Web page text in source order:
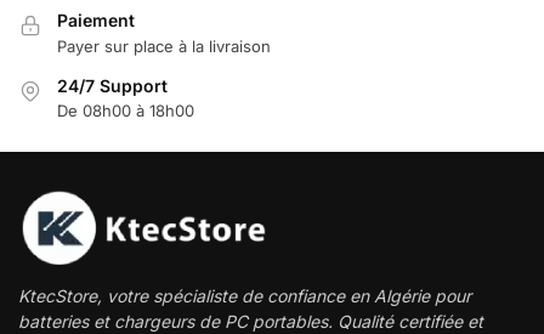
Paiement
Payer sur place à la livraison
24/7 Support
De 08h00 à 18h00
KtecStore, votre spécialiste de confiance en Algérie pour
batteries et chargeurs de PC portables. Qualité certifiée et